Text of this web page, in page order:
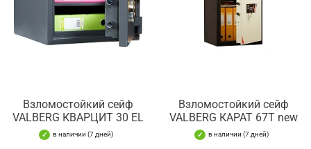
Взломостойкий сейф
VALBERG КВАРЦИТ 30 EL
в наличии (7 дней)
Взломостойкий сейф
VALBERG КАРАТ 67T new
в наличии (7 дней)